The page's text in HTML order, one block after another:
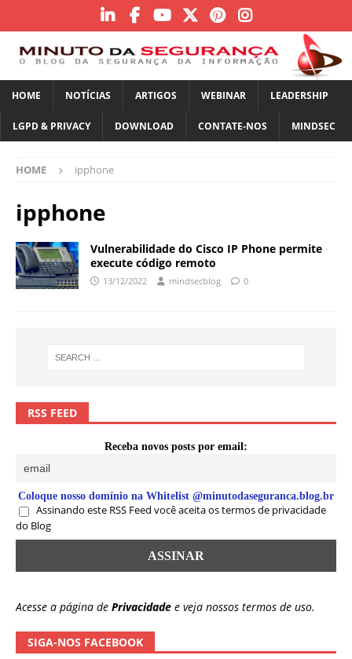
HOME NOTÍCIAS ARTIGOS WEBINAR LEADERSHIP
LGPD & PRIVACY DOWNLOAD CONTATE-NOS MINDSEC
HOME ipphone
ipphone
Vulnerabilidade do Cisco IP Phone permite
execute código remoto
13/12/2022 mindsecblog 0
RSS FEED
Receba novos posts por email:
Coloque nosso domínio na Whitelist @minutodaseguranca.blog.br
Assinando este RSS Feed você aceita os termos de privacidade
do Blog
Acesse a página de Privacidade e veja nossos termos de uso.
SIGA-NOS FACEBOOK